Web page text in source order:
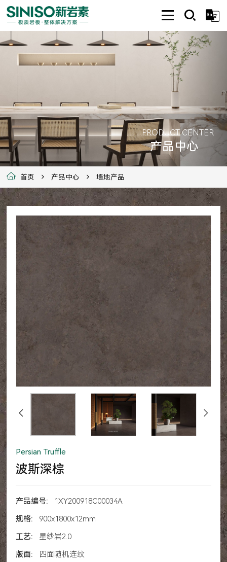
PRODUCT CENTER
产品中心
首页 产品中心 墙地产品
Persian Truffle
波斯深棕
产品编号:
1XY200918C00034A
规格:
900x1800x12mm
工艺:
星纱岩2.0
版面:
四面随机连纹